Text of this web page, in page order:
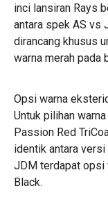
inci lansiran Rays
antara spek AS vs
dirancang khusus
warna merah pada
Opsi warna
Untuk pilihan
Passion Red
identik antara versi
JDM terdapat opsi
Black.